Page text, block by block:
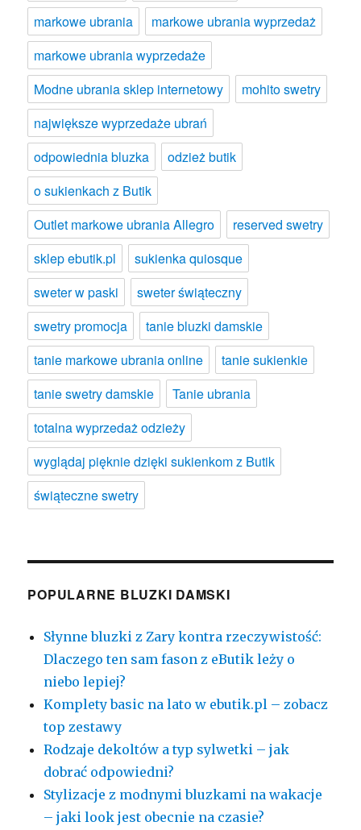
markowe ubrania
markowe ubrania wyprzedaż
markowe ubrania wyprzedaże
Modne ubrania sklep internetowy
mohito swetry
największe wyprzedaże ubrań
odpowiednia bluzka
odzież butik
o sukienkach z Butik
Outlet markowe ubrania Allegro
reserved swetry
sklep ebutik.pl
sukienka quiosque
sweter w paski
sweter świąteczny
swetry promocja
tanie bluzki damskie
tanie markowe ubrania online
tanie sukienkie
tanie swetry damskie
Tanie ubrania
totalna wyprzedaż odzieży
wyglądaj pięknie dzięki sukienkom z Butik
świąteczne swetry
POPULARNE BLUZKI DAMSKI
Słynne bluzki z Zary kontra rzeczywistość:
Dlaczego ten sam fason z eButik leży o
niebo lepiej?
Komplety basic na lato w ebutik.pl – zobacz
top zestawy
Rodzaje dekoltów a typ sylwetki – jak
dobrać odpowiedni?
Stylizacje z modnymi bluzkami na wakacje
– jaki look jest obecnie na czasie?